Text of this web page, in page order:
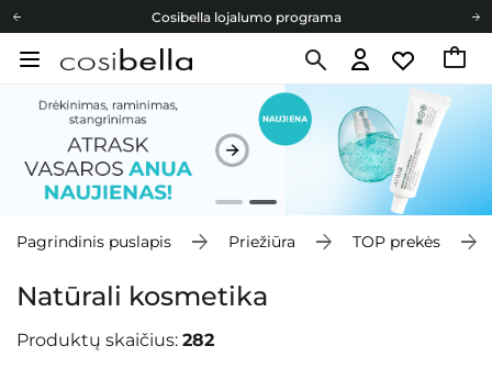
Cosibella lojalumo programa
Nemokamas pristatymas nuo 40,00 €
Cosibella lojalumo programa
Nemokamas pristatymas nuo 40,00 €
Dovanų Kortelės
Pagrindinis puslapis Priežiūra TOP prekės
Natūrali kosmetika
Produktų skaičius: 282